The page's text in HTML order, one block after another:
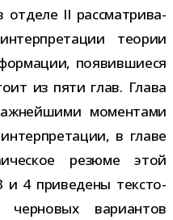
II рас­смат­ри­ва­
тео­рии
появив­ши­еся
из пяти глав. Глава
момен­тами
в главе
резюме этой
и 4 при­ве­дены тек­сто­
вари­ан­тов